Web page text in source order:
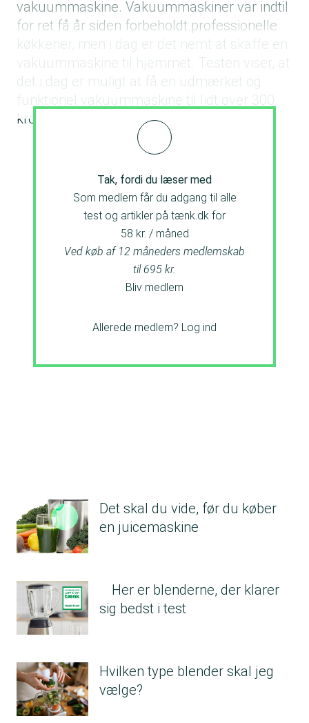
vakuummaskine. Vakuummaskiner var indtil
for ret få år siden forbeholdt professionelle
vakuummaskine til hjemmet. Testen viser, at
det i dag er muligt at få en udmærket og
funktionel vakuummaskine til lidt over 300
kroner.
Tak, fordi du læser med
Som medlem får du adgang til alle
test og artikler på tænk.dk for
58 kr. / måned
Ved køb af 12 måneders medlemskab
til 695 kr.
Bliv medlem
Allerede medlem? Log ind
Det skal du vide, før du køber
en juicemaskine
Her er blenderne, der klarer
sig bedst i test
Hvilken type blender skal jeg
vælge?